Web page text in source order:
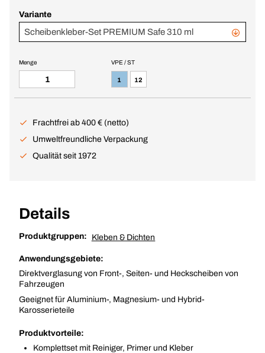
Variante
Scheibenkleber-Set PREMIUM Safe 310 ml
VPE / ST
1 12
Menge
Frachtfrei ab 400 € (netto)
Umweltfreundliche Verpackung
Qualität seit 1972
Details
Produktgruppen: Kleben & Dichten
Anwendungsgebiete:
Direktverglasung von Front-, Seiten- und Heckscheiben von
Fahrzeugen
Geeignet für Aluminium-, Magnesium- und Hybrid-
Karosserieteile
Produktvorteile:
Komplettset mit Reiniger, Primer und Kleber